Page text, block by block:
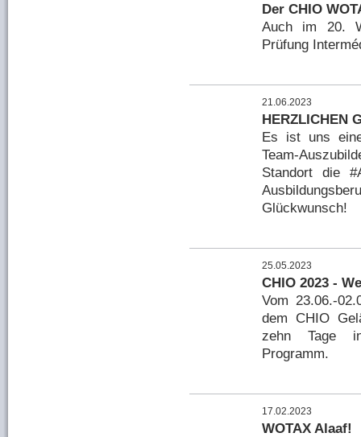
Der CHIO
Auch im 20.
Prüfung
21.06.2023
HERZLICHEN
Es ist uns
Team-
Standort die
Glückwunsch!
25.05.2023
CHIO 2023 -
Vom 23.06.-
dem CHIO
zehn Tage
Programm.
17.02.2023
WOTAX Alaaf!